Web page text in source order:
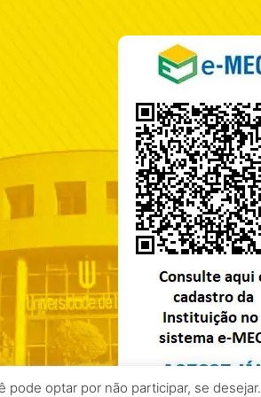
optar por não participar, se desejar.